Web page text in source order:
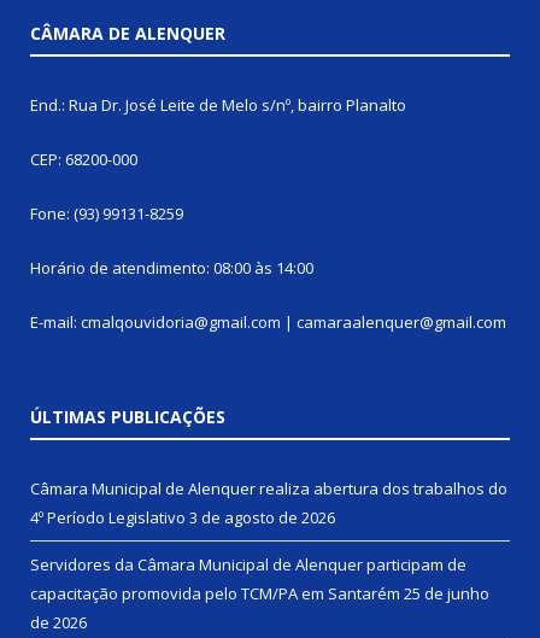
CÂMARA DE ALENQUER
End.: Rua Dr. José Leite de Melo s/nº, bairro Planalto
CEP: 68200-000
Fone: (93) 99131-8259
Horário de atendimento: 08:00 às 14:00
E-mail: cmalqouvidoria@gmail.com | camaraalenquer@gmail.com
ÚLTIMAS PUBLICAÇÕES
Câmara Municipal de Alenquer realiza abertura dos trabalhos do
4º Período Legislativo 3 de agosto de 2026
Servidores da Câmara Municipal de Alenquer participam de
capacitação promovida pelo TCM/PA em Santarém 25 de junho
de 2026